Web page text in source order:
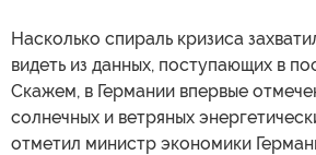
Насколько спираль кризиса
видеть из данных, поступающих в
Скажем, в Германии впервые
солнечных и ветряных
отметил министр экономики